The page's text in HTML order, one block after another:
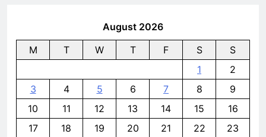
August 2026
M
T W T F S
S
1
2
3
4 5 6 7 8
9
10
11 12 13 14 15
16
17
18 19 20 21 22
23